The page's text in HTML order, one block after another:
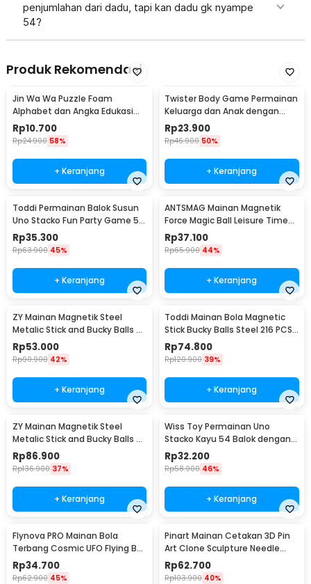
penjumlahan dari dadu, tapi kan dadu gk nyampe
54?
Produk Rekomendasi
Jin Wa Wa Puzzle Foam
Alphabet dan Angka Edukasi
Anak 36 PCS
Rp10.700
Rp24.900 58%
+ Keranjang
Twister Body Game Permainan
Keluarga dan Anak dengan
Roulett - S180156
Rp23.900
Rp46.900 50%
+ Keranjang
Toddi Permainan Balok Susun
Uno Stacko Fun Party Game 54
Blocks - A138
Rp35.300
Rp63.900 45%
+ Keranjang
ANTSMAG Mainan Magnetik
Force Magic Ball Leisure Time
3mm 216 PCS - 203
Rp37.100
Rp65.900 44%
+ Keranjang
ZY Mainan Magnetik Steel
Metalic Stick and Bucky Balls -
005
Rp53.000
Rp90.900 42%
+ Keranjang
Toddi Mainan Bola Magnetic
Stick Bucky Balls Steel 216 PCS
4.6x4.6x4.6mm - TH7005A
Rp74.800
Rp120.900 39%
+ Keranjang
ZY Mainan Magnetik Steel
Metalic Stick and Bucky Balls -
J75
Rp86.900
Rp136.900 37%
+ Keranjang
Wiss Toy Permainan Uno
Stacko Kayu 54 Balok dengan 1
Dadu - WT48
Rp32.200
Rp58.900 46%
+ Keranjang
Flynova PRO Mainan Bola
Terbang Cosmic UFO Flying Ball
USB Charge - 998
Rp34.700
Rp62.900 45%
Pinart Mainan Cetakan 3D Pin
Art Clone Sculpture Needle
Painting - YY20
Rp62.700
Rp103.900 40%